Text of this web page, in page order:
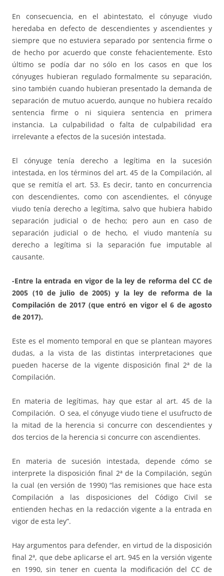
En consecuencia, en el abintestato, el cónyuge viudo
heredaba en defecto de descendientes y ascendientes y
siempre que no estuviera separado por sentencia firme o
de hecho por acuerdo que conste fehacientemente. Esto
último se podía dar no sólo en los casos en que los
cónyuges hubieran regulado formalmente su separación,
sino también cuando hubieran presentado la demanda de
separación de mutuo acuerdo, aunque no hubiera recaído
sentencia firme o ni siquiera sentencia en primera
instancia. La culpabilidad o falta de culpabilidad era
irrelevante a efectos de la sucesión intestada.
El cónyuge tenía derecho a legítima en la sucesión
intestada, en los términos del art. 45 de la Compilación, al
que se remitía el art. 53. Es decir, tanto en concurrencia
con descendientes, como con ascendientes, el cónyuge
viudo tenía derecho a legítima, salvo que hubiera habido
separación judicial o de hecho; pero aun en caso de
separación judicial o de hecho, el viudo mantenía su
derecho a legítima si la separación fue imputable al
causante.
-Entre la entrada en vigor de la ley de reforma del CC de
2005 (10 de julio de 2005) y la ley de reforma de la
Compilación de 2017 (que entró en vigor el 6 de agosto
de 2017).
Este es el momento temporal en que se plantean mayores
dudas, a la vista de las distintas interpretaciones que
pueden hacerse de la vigente disposición final 2ª de la
Compilación.
En materia de legítimas, hay que estar al art. 45 de la
Compilación. O sea, el cónyuge viudo tiene el usufructo de
la mitad de la herencia si concurre con descendientes y
dos tercios de la herencia si concurre con ascendientes.
En materia de sucesión intestada, depende cómo se
interprete la disposición final 2ª de la Compilación, según
la cual (en versión de 1990) “las remisiones que hace esta
Compilación a las disposiciones del Código Civil se
entienden hechas en la redacción vigente a la entrada en
vigor de esta ley”.
Hay argumentos para defender, en virtud de la disposición
final 2ª, que debe aplicarse el art. 945 en la versión vigente
en 1990, sin tener en cuenta la modificación del CC de